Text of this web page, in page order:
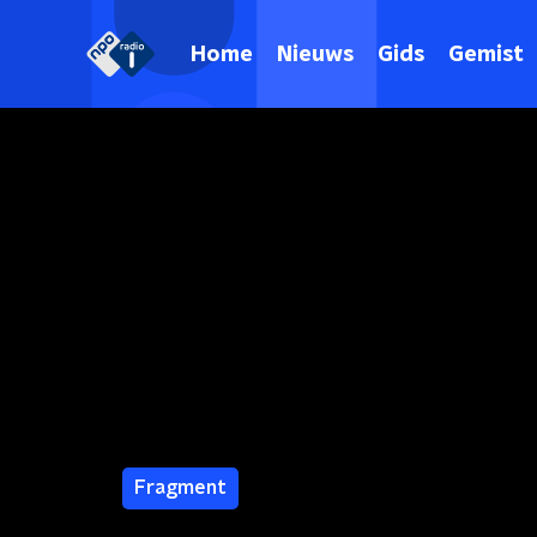
Home Nieuws Gids Gemist
Fragment